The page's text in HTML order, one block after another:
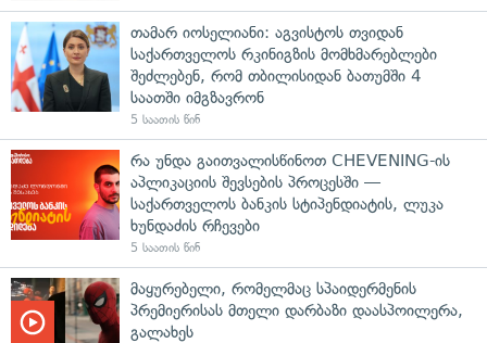
თამარ იოსელიანი: აგვისტოს თვიდან
საქართველოს რკინიგზის მომხმარებლები
შეძლებენ, რომ თბილისიდან ბათუმში 4
საათში იმგზავრონ
5 საათის წინ
რა უნდა გაითვალისწინოთ CHEVENING-ის
აპლიკაციის შევსების პროცესში —
საქართველოს ბანკის სტიპენდიატის, ლუკა
ხუნდაძის რჩევები
5 საათის წინ
მაყურებელი, რომელმაც სპაიდერმენის
პრემიერისას მთელი დარბაზი დაასპოილერა,
გალახეს